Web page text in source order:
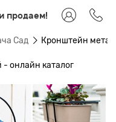
продаем!
Сад Кронштейн
онлайн каталог